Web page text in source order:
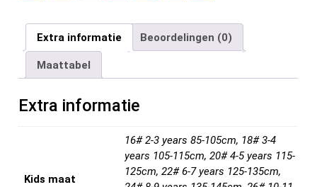
ce
b
o
o
k
tt
er
ail er
es
t
d
di
t
ke
dI
n
e
n
Extra informatie Beoordelingen (0)
Maattabel
Extra informatie
Kids maat
16# 2-3 years 85-105cm, 18# 3-4
years 105-115cm, 20# 4-5 years 115-
125cm, 22# 6-7 years 125-135cm,